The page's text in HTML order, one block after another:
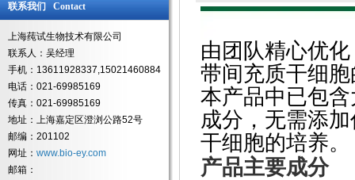
联系我们 Contact
上海莼试生物技术有限公司
联系人：吴经理
手机：13611928337,15021460884
电话：021-69985169
传真：021-69985169
地址：上海嘉定区澄浏公路52号
邮编：201102
网址： www.bio-ey.com
邮箱：
由团队精心优
带间充质干细
本产品中已包
成分，无需添
干细胞的培养。
产品主要成分